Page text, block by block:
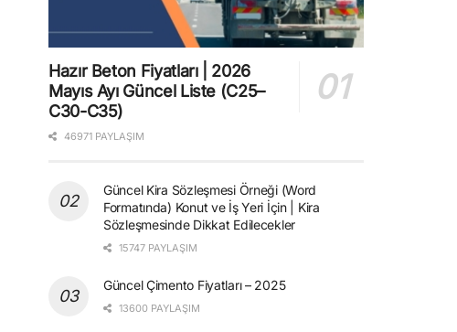
Hazır Beton Fiyatları | 2026
Mayıs Ayı Güncel Liste (C25–
C30-C35)
46971 PAYLAŞIM
Güncel Kira Sözleşmesi Örneği (Word
Formatında) Konut ve İş Yeri İçin | Kira
Sözleşmesinde Dikkat Edilecekler
15747 PAYLAŞIM
Güncel Çimento Fiyatları – 2025
13600 PAYLAŞIM